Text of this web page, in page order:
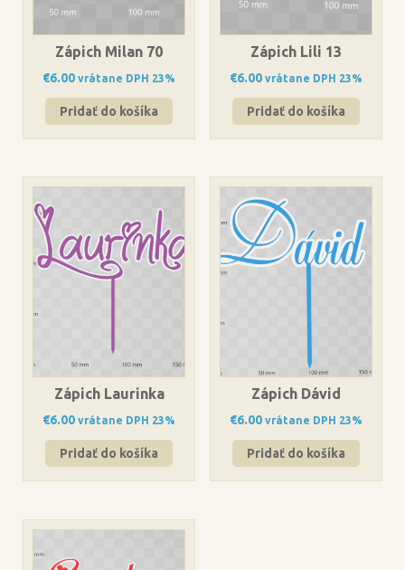
Zápich Milan 70
€6.00 vrátane DPH 23%
Pridať do košíka
Zápich Lili 13
€6.00 vrátane DPH 23%
Pridať do košíka
Zápich Laurinka
€6.00 vrátane DPH 23%
Pridať do košíka
Zápich Dávid
€6.00 vrátane DPH 23%
Pridať do košíka